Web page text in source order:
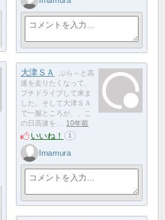
大津ＳＡ
ぶら～と高
速を走りたくなって、
プチドライブして来ま
した。そして大津ＳＡ
で一服ところが、、こ
の日高速を… 10年前
いいね！ 1
Imamura